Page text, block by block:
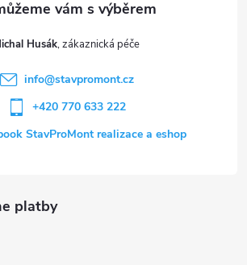
platby
Husák
info@stavpromont.cz
+420 770 633 222
StavProMont realizace a eshop